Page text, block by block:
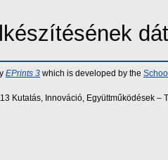
EPrints 3 which is developed by the
Kutatás, Innováció, Együttműködések